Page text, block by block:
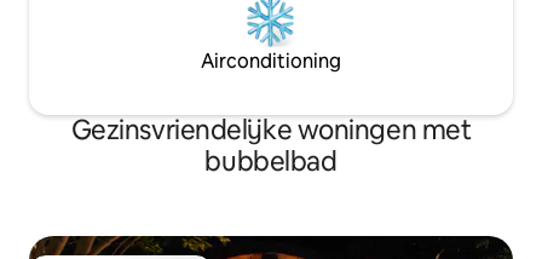
Airconditioning
Gezinsvriendelijke woningen met
bubbelbad